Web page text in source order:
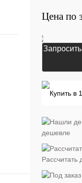
Цена по
дешевле
Рассчитать